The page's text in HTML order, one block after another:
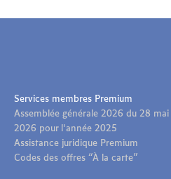
Services membres Premium
Assemblée générale 2026 du 28 mai
2026 pour l'année 2025
Assistance juridique Premium
Codes des offres “À la carte”